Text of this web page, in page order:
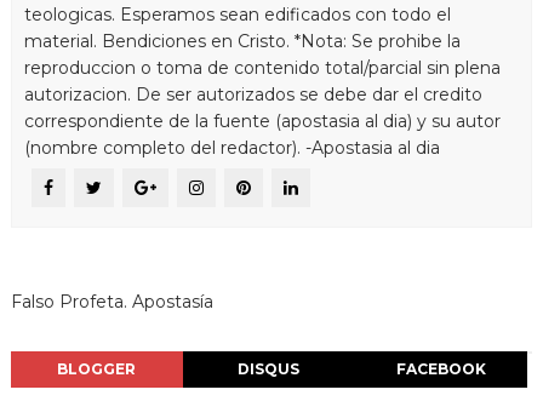
teologicas. Esperamos sean edificados con todo el
material. Bendiciones en Cristo. *Nota: Se prohibe la
reproduccion o toma de contenido total/parcial sin plena
autorizacion. De ser autorizados se debe dar el credito
correspondiente de la fuente (apostasia al dia) y su autor
(nombre completo del redactor). -Apostasia al dia
Falso Profeta. Apostasía
BLOGGER DISQUS FACEBOOK